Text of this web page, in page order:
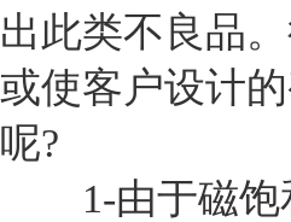
出此类不良品
或使客户设计
呢?
1-由于磁饱和